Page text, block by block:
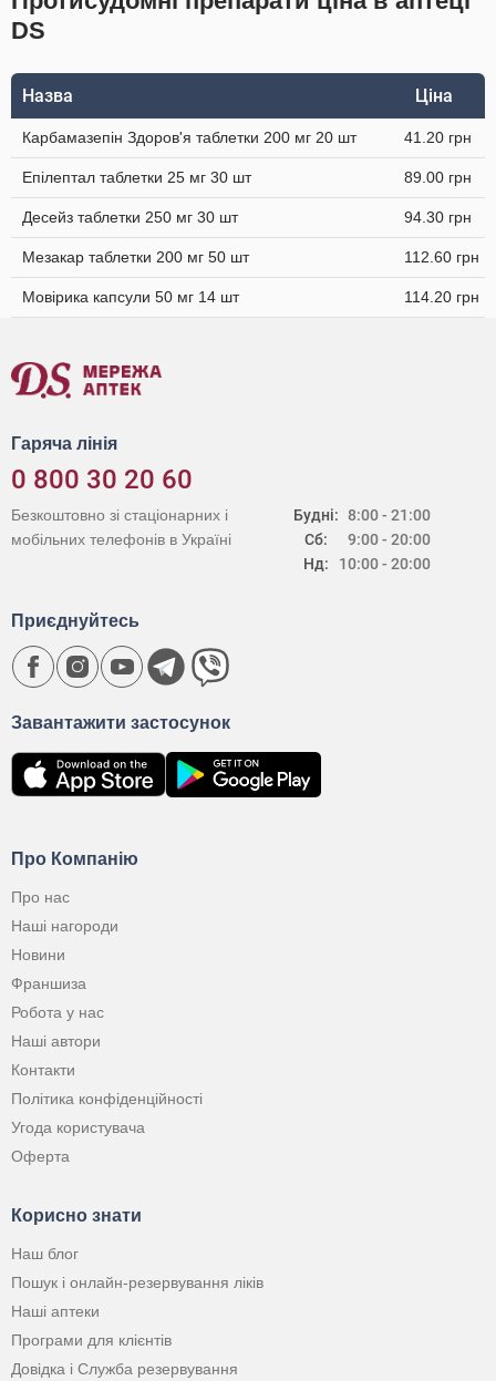
DS
Назва Ціна
Карбамазепін Здоров'я таблетки 200 мг 20 шт 41.20 грн
Епілептал таблетки 25 мг 30 шт 89.00 грн
Десейз таблетки 250 мг 30 шт 94.30 грн
Мезакар таблетки 200 мг 50 шт 112.60 грн
Мовірика капсули 50 мг 14 шт 114.20 грн
Гаряча лінія
0 800 30 20 60
Будні:
Сб:
Нд:
8:00 - 21:00
9:00 - 20:00
10:00 - 20:00
Безкоштовно зі стаціонарних і
мобільних телефонів в Україні
Про Компанію
Про нас
Наші нагороди
Новини
Франшиза
Робота у нас
Наші автори
Контакти
Політика конфіденційності
Угода користувача
Оферта
Корисно знати
Наш блог
Пошук і онлайн-резервування ліків
Наші аптеки
Програми для клієнтів
Довідка і Служба резервування
Завантажити застосунок
Приєднуйтесь